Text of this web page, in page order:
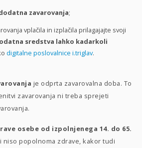
zavarovanja;
vplačila in izplačila prilagajajte svoji
sredstva lahko kadarkoli
digitalne poslovalnice i.triglav.
je odprta zavarovalna doba. To
zavarovanja ni treba sprejeti
osebe od izpolnjenega 14. do 65.
niso popolnoma zdrave, kakor tudi